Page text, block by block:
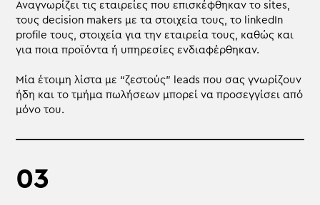
Αναγνωρίζει τις εταιρείες που επισκέφθηκαν το sites,
τους decision makers με τα στοιχεία τους, το linkedIn
profile τους, στοιχεία για την εταιρεία τους, καθώς και
για ποια προϊόντα ή υπηρεσίες ενδιαφέρθηκαν.
Μία έτοιμη λίστα με “ζεστούς” leads που σας γνωρίζουν
ήδη και το τμήμα πωλήσεων μπορεί να προσεγγίσει από
μόνο του.